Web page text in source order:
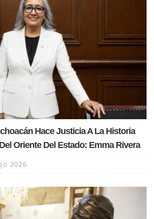
Hace Justicia A La Historia
Oriente Del Estado: Emma Rivera
2026